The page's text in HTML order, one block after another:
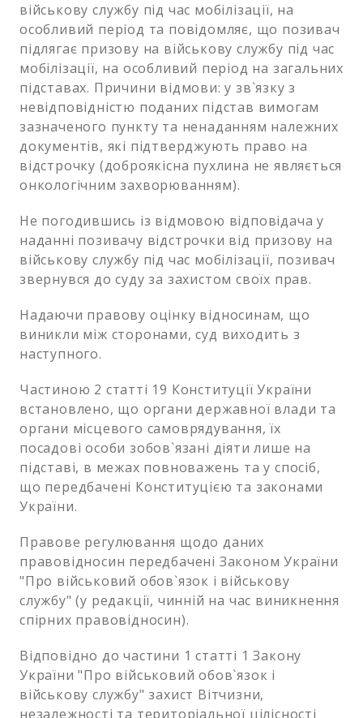
військову службу під час мобілізації, на
особливий період та повідомляє, що позивач
підлягає призову на військову службу під час
мобілізації, на особливий період на загальних
підставах. Причини відмови: у зв`язку з
невідповідністю поданих підстав вимогам
зазначеного пункту та ненаданням належних
документів, які підтверджують право на
відстрочку (доброякісна пухлина не являється
онкологічним захворюванням).
Не погодившись із відмовою відповідача у
наданні позивачу відстрочки від призову на
військову службу під час мобілізації, позивач
звернувся до суду за захистом своїх прав.
Надаючи правову оцінку відносинам, що
виникли між сторонами, суд виходить з
наступного.
Частиною 2 статті 19 Конституції України
встановлено, що органи державної влади та
органи місцевого самоврядування, їх
посадові особи зобов`язані діяти лише на
підставі, в межах повноважень та у спосіб,
що передбачені Конституцією та законами
України.
Правове регулювання щодо даних
правовідносин передбачені Законом України
"Про військовий обов`язок і військову
службу" (у редакції, чинній на час виникнення
спірних правовідносин).
Відповідно до частини 1 статті 1 Закону
України "Про військовий обов`язок і
військову службу" захист Вітчизни,
незалежності та територіальної цілісності